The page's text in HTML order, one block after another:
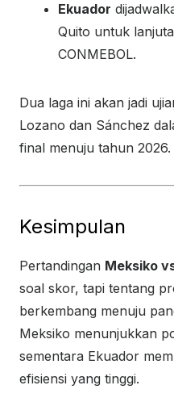
Ekuador
Quito untuk
CONMEBOL.
Dua laga ini akan jadi
Lozano dan Sánchez
final menuju tahun 2026.
Kesimpulan
Pertandingan Meksiko
soal skor, tapi tentang
berkembang menuju
Meksiko menunjukkan
sementara Ekuador
efisiensi yang tinggi.